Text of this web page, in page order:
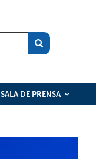
SALA DE PRENSA